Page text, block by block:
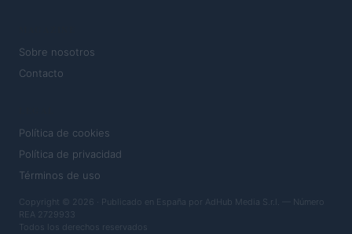
Sobre nosotros
Contacto
Política de cookies
Política de privacidad
Términos de uso
Copyright © 2026 · Publicado en España por AdHub Media S.r.l. — Número
REA 2729933
Todos los derechos reservados